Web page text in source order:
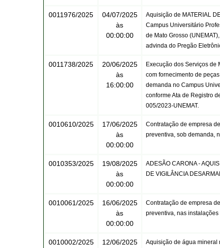
0011976/2025
04/07/2025
às
00:00:00
Aquisição de MATERIAL
Campus Universitário
de Mato Grosso
advinda do Pregão
0011738/2025
20/06/2025
às
16:00:00
Execução dos Serviços de
com fornecimento de
demanda no Campus
conforme Ata de Registro
005/2023-UNEMAT.
0010610/2025
17/06/2025
às
00:00:00
Contratação de empresa
preventiva, sob demanda,
0010353/2025
19/08/2025
às
00:00:00
ADESÃO CARONA -
DE VIGILÂNCIA
0010061/2025
16/06/2025
às
00:00:00
Contratação de empresa
preventiva, nas
0010002/2025
12/06/2025
Aquisição de água mineral